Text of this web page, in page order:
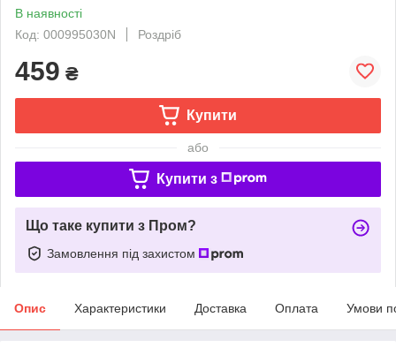
В наявності
Код: 000995030N
Роздріб
459 ₴
Купити
або
Купити з
Що таке купити з Пром?
Замовлення під захистом
Опис Характеристики Доставка Оплата Умови